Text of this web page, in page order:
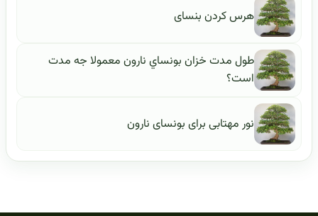
هرس کردن بنسای
طول مدت خزان بونساي نارون معمولا جه مدت
است؟
نور مهتابی برای بونسای نارون